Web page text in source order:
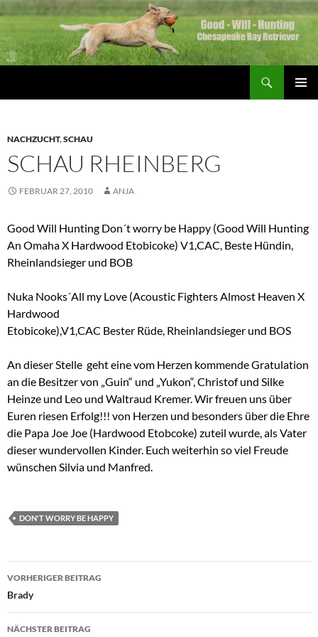
Zum
springen
NACHZUCHT,SCHAU
SCHAU RHEINBERG
FEBRUAR 27, 2010 ANJA
Good Will Hunting Don´t worry be Happy (Good Will Hunting
An Omaha X Hardwood Etobicoke) V1,CAC, Beste Hündin,
Rheinlandsieger und BOB
Nuka Nooks´All my Love (Acoustic Fighters Almost Heaven X
Hardwood
Etobicoke),V1,CAC Bester Rüde, Rheinlandsieger und BOS
An dieser Stelle geht eine vom Herzen kommende Gratulation
an die Besitzer von „Guin“ und „Yukon“, Christof und Silke
Heinze und Leo und Waltraud Kremer. Wir freuen uns über
Euren riesen Erfolg!!! von Herzen und besonders über die Ehre
die Papa Joe Joe (Hardwood Etobcoke) zuteil wurde, als Vater
dieser wundervollen Kinder. Euch weiterhin so viel Freude
wünschen Silvia und Manfred.
DON'T WORRY BE HAPPY
Beitragsnavigation
VORHERIGER BEITRAG
Brady
NÄCHSTER BEITRAG